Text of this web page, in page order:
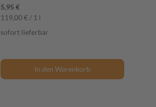
5,95 €
119,00 € / 1 l
sofort lieferbar
In den Warenkorb